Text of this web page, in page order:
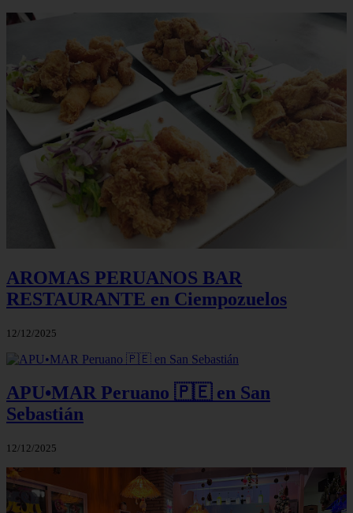
AROMAS PERUANOS BAR
RESTAURANTE en Ciempozuelos
12/12/2025
APU•MAR Peruano 🇵🇪 en San
Sebastián
12/12/2025